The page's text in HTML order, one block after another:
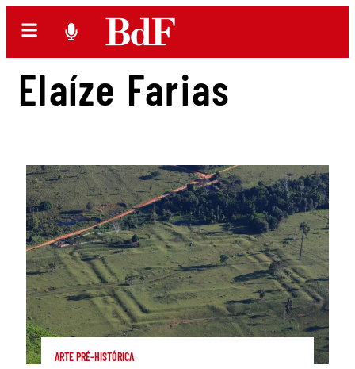
Elaíze Farias
ARTE PRÉ-HISTÓRICA